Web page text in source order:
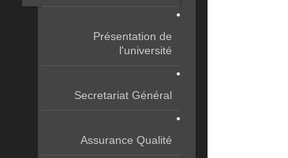
Présentation de
l'université
Secretariat Général
Assurance Qualité